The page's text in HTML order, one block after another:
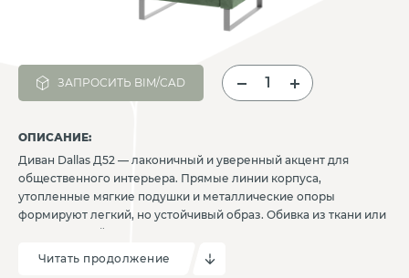
ЗАПРОСИТЬ BIM/CAD
ОПИСАНИЕ:
Диван Dallas Д52 — лаконичный и уверенный акцент для
общественного интерьера. Прямые линии корпуса,
утопленные мягкие подушки и металлические опоры
формируют легкий, но устойчивый образ. Обивка из ткани или
искусственной кожи выдерживает активное использование и
сохраняет презентабельность. Модель Далас подходит для
приемных, переговорных и бизнес-залов, где комфорт
Читать продолжение